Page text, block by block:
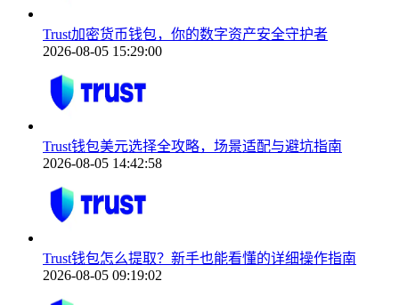
Trust加密货币钱包，你的数字资产安全守护者
2026-08-05 15:29:00
Trust钱包美元选择全攻略，场景适配与避坑指南
2026-08-05 14:42:58
Trust钱包怎么提取？新手也能看懂的详细操作指南
2026-08-05 09:19:02